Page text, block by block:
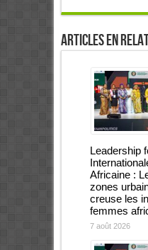
Articles en
Leadership
Africaine :
zones
creuse les
femmes
7 août 2026